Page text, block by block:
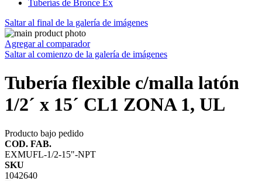
Tuberías de Bronce Ex
Saltar al final de la galería de imágenes
Agregar al comparador
Saltar al comienzo de la galería de imágenes
Tubería flexible c/malla latón
1/2´ x 15´ CL1 ZONA 1, UL
Producto bajo pedido
COD. FAB.
EXMUFL-1/2-15"-NPT
SKU
1042640